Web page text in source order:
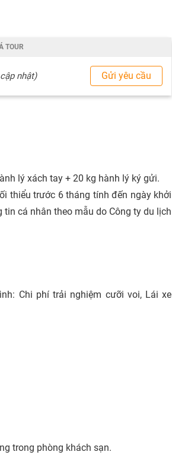
TOUR
nhật) Gửi yêu cầu
lý xách tay + 20 kg hành lý ký gửi.
thiểu trước 6 tháng tính đến ngày khởi
tin cá nhân theo mẫu do Công ty du lịch
Chi phí trải nghiệm cưỡi voi, Lái xe
trong phòng khách sạn.